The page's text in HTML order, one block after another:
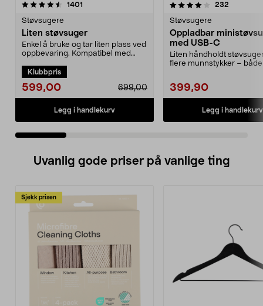
1401
Støvsugere
Liten støvsuger
Enkel å bruke og tar liten plass ved
oppbevaring. Kompatibel med
Klubbpris
599,00 699,00
Legg i handlekurv
4.0 av 5 stjerner 232
Støvsugere
Oppladbar
med USB-C
Liten håndholdt
flere munnstykker –
399,90
Legg i handlekurv
4.0 av 5 stjerner
Uvanlig gode priser på vanlige ting
Sjekk prisen